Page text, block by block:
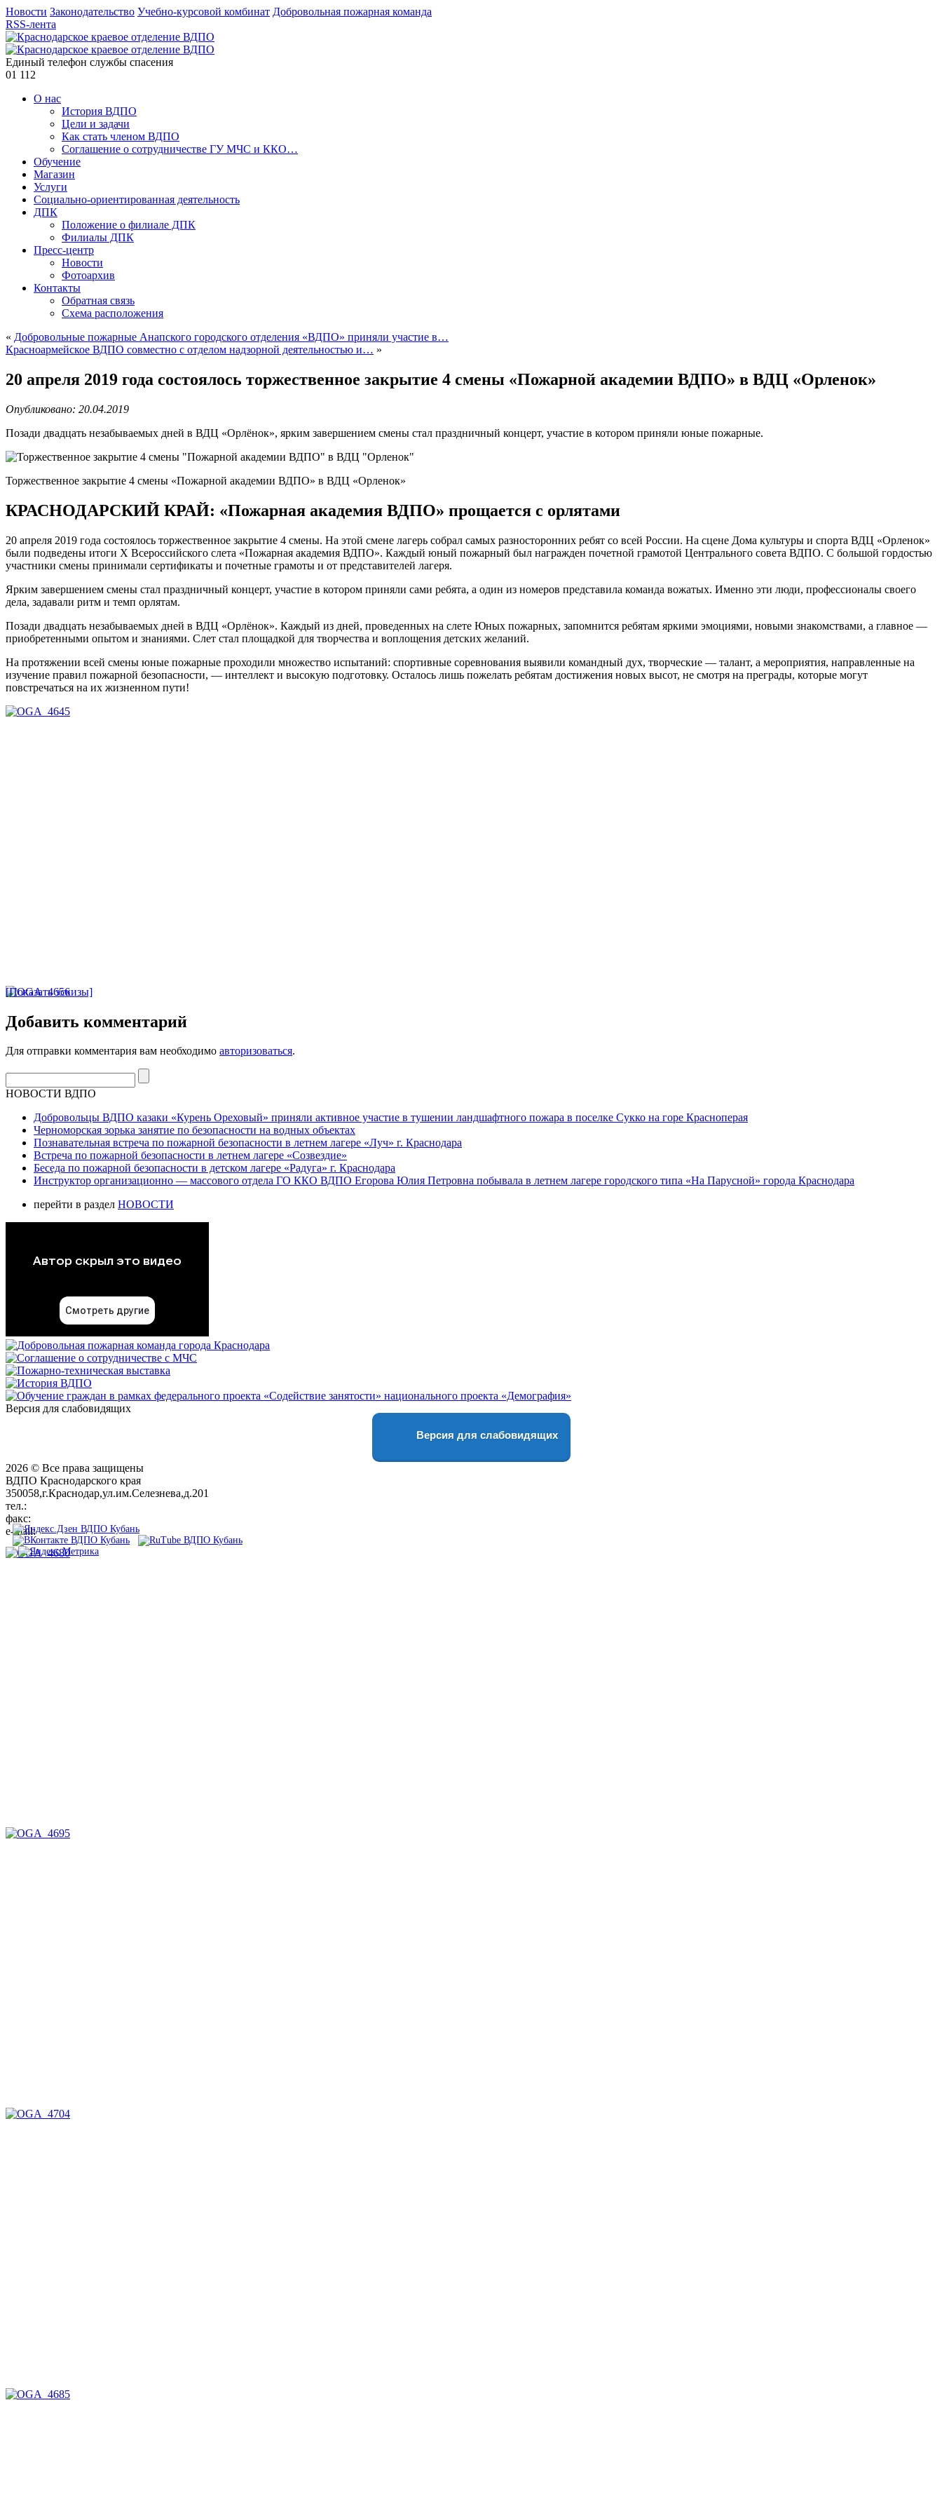
Новости Законодательство Учебно-курсовой комбинат Добровольная пожарная команда
RSS-лента
Единый телефон службы спасения
01 112
О нас
История ВДПО
Цели и задачи
Как стать членом ВДПО
Соглашение о сотрудничестве ГУ МЧС и ККО…
Обучение
Магазин
Услуги
Социально-ориентированная деятельность
ДПК
Положение о филиале ДПК
Филиалы ДПК
Пресс-центр
Новости
Фотоархив
Контакты
Обратная связь
Схема расположения
« Добровольные пожарные Анапского городского отделения «ВДПО» приняли участие в…
Красноармейское ВДПО совместно с отделом надзорной деятельностью и… »
20 апреля 2019 года состоялось торжественное закрытие 4 смены «Пожарной академии ВДПО» в ВДЦ «Орленок»
Опубликовано: 20.04.2019
Позади двадцать незабываемых дней в ВДЦ «Орлёнок», ярким завершением смены стал праздничный концерт, участие в котором приняли юные пожарные.
Торжественное закрытие 4 смены «Пожарной академии ВДПО» в ВДЦ «Орленок»
КРАСНОДАРСКИЙ КРАЙ: «Пожарная академия ВДПО» прощается с орлятами
20 апреля 2019 года состоялось торжественное закрытие 4 смены. На этой смене лагерь собрал самых разносторонних ребят со всей России. На сцене Дома культуры и спорта ВДЦ «Орленок»
были подведены итоги X Всероссийского слета «Пожарная академия ВДПО». Каждый юный пожарный был награжден почетной грамотой Центрального совета ВДПО. С большой гордостью
участники смены принимали сертификаты и почетные грамоты и от представителей лагеря.
Ярким завершением смены стал праздничный концерт, участие в котором приняли сами ребята, а один из номеров представила команда вожатых. Именно эти люди, профессионалы своего
дела, задавали ритм и темп орлятам.
Позади двадцать незабываемых дней в ВДЦ «Орлёнок». Каждый из дней, проведенных на слете Юных пожарных, запомнится ребятам яркими эмоциями, новыми знакомствами, а главное —
приобретенными опытом и знаниями. Слет стал площадкой для творчества и воплощения детских желаний.
На протяжении всей смены юные пожарные проходили множество испытаний: спортивные соревнования выявили командный дух, творческие — талант, а мероприятия, направленные на
изучение правил пожарной безопасности, — интеллект и высокую подготовку. Осталось лишь пожелать ребятам достижения новых высот, не смотря на преграды, которые могут
повстречаться на их жизненном пути!
[Показать эскизы]
Добавить комментарий
Для отправки комментария вам необходимо авторизоваться.
НОВОСТИ ВДПО
Добровольцы ВДПО казаки «Курень Ореховый» приняли активное участие в тушении ландшафтного пожара в поселке Сукко на горе Красноперая
Черноморская зорька занятие по безопасности на водных объектах
Познавательная встреча по пожарной безопасности в летнем лагере «Луч» г. Краснодара
Встреча по пожарной безопасности в летнем лагере «Созвездие»
Беседа по пожарной безопасности в детском лагере «Радуга» г. Краснодара
Инструктор организационно — массового отдела ГО ККО ВДПО Егорова Юлия Петровна побывала в летнем лагере городского типа «На Парусной» города Краснодара
перейти в раздел НОВОСТИ
Версия для слабовидящих
Версия для слабовидящих
2026 © Все права защищены
ВДПО Краснодарского края
350058,г.Краснодар,ул.им.Селезнева,д.201
тел.:
факс:
e-mail:01@vdpokuban.ru